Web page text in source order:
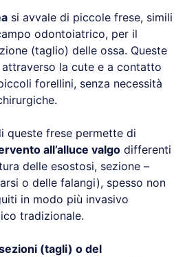
si avvale di piccole frese, simili
odontoiatrico, per il
(taglio) delle ossa. Queste
la cute e a contatto
forellini, senza necessità
queste frese permette di
all’alluce valgo differenti
delle esostosi, sezione –
o delle falangi), spesso non
in modo più invasivo
tradizionale.
(tagli) o del